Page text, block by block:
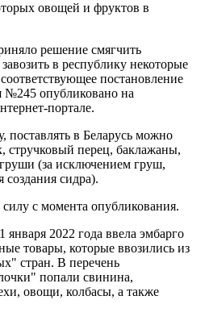
решение смягчить
в республику некоторые
постановление
№245 опубликовано на
портале.
поставлять в Беларусь можно
стручковый перец, баклажаны,
(за исключением груш,
создания сидра).
с момента опубликования.
2022 года ввела эмбарго
товары, которые ввозились из
стран. В перечень
попали свинина,
овощи, колбасы, а также